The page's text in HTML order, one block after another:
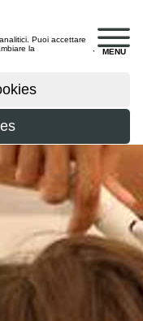
MENU
Puoi accettare
la